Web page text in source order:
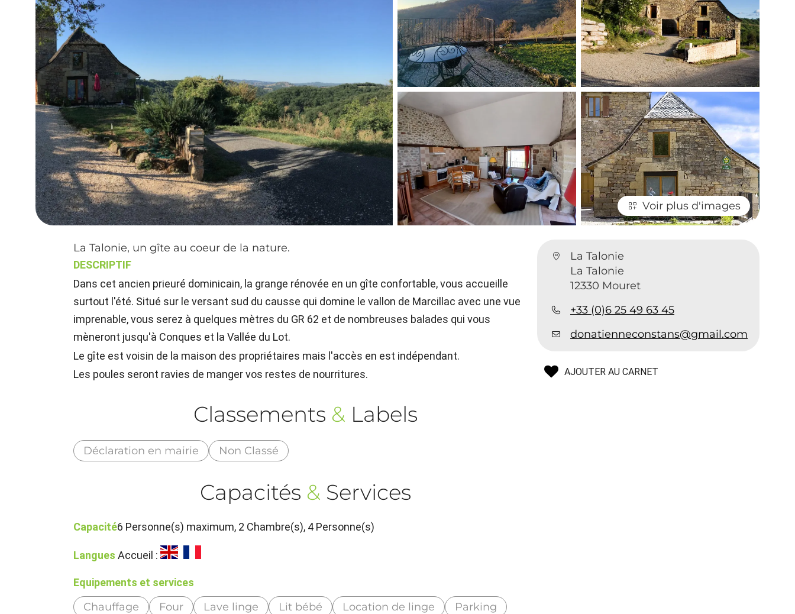
Voir plus d'images
La Talonie
La Talonie
12330 Mouret
+33 (0)6 25 49 63 45
donatienneconstans@gmail.com
AJOUTER AU CARNET
La Talonie, un gîte au coeur de la nature.
DESCRIPTIF
Dans cet ancien prieuré dominicain, la grange rénovée en un gîte confortable, vous accueille
surtout l'été. Situé sur le versant sud du causse qui domine le vallon de Marcillac avec une vue
imprenable, vous serez à quelques mètres du GR 62 et de nombreuses balades qui vous
mèneront jusqu'à Conques et la Vallée du Lot.
Le gîte est voisin de la maison des propriétaires mais l'accès en est indépendant.
Les poules seront ravies de manger vos restes de nourritures.
Classements & Labels
Déclaration en mairie Non Classé
Capacités & Services
Capacité6 Personne(s) maximum, 2 Chambre(s), 4 Personne(s)
Langues Accueil :
Equipements et services
Chauffage Four Lave linge Lit bébé Location de linge
Parking